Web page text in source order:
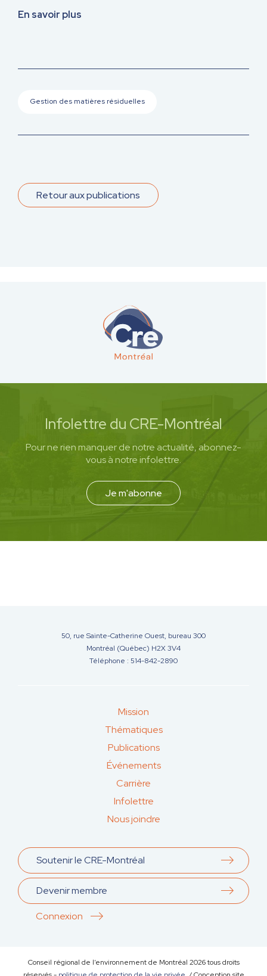
En savoir plus
Gestion des matières résiduelles
Retour aux publications
Infolettre du CRE-Montréal
Pour ne rien manquer de notre actualité, abonnez-
vous à notre infolettre.
Je m'abonne
50, rue Sainte-Catherine Ouest, bureau 300
Montréal (Québec) H2X 3V4
Téléphone : 514-842-2890
Mission
Thématiques
Publications
Événements
Carrière
Infolettre
Nous joindre
Soutenir le CRE-Montréal
Devenir membre
Connexion
Conseil régional de l’environnement de Montréal 2026tous droits